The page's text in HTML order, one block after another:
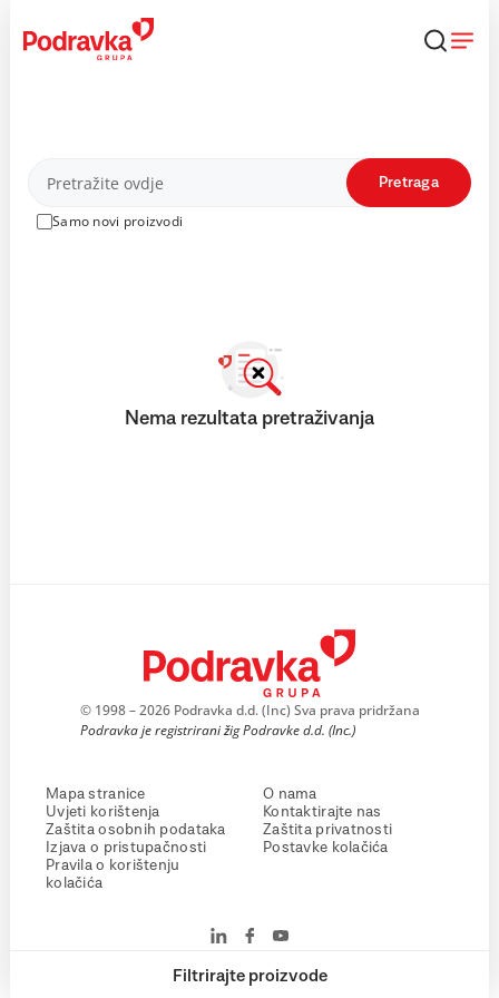
content
Proizvodi
Samo novi proizvodi
Pretraga
Filtrirajte proizvode
Nema rezultata pretraživanja
© 1998 – 2026 Podravka d.d. (Inc) Sva prava pridržana
Podravka je registrirani žig Podravke d.d. (Inc.)
Mapa stranice
Uvjeti korištenja
Zaštita osobnih podataka
Izjava o pristupačnosti
Pravila o korištenju
kolačića
O nama
Kontaktirajte nas
Zaštita privatnosti
Postavke kolačića